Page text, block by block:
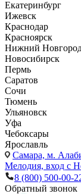
Екатеринбург
Ижевск
Краснодар
Красноярск
Нижний
Новосибирск
Пермь
Саратов
Сочи
Тюмень
Ульяновск
Уфа
Чебоксары
Ярославль
Самара, м.
Мелодия, вход с
8 (800) 500-00-
Обратный звонок